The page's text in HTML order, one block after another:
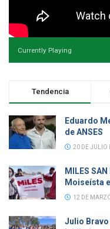
Currently Playing
Tendencia
Eduardo
de ANSES
20 DE JULIO
MILES
Moiseísta
12 DE
Julio